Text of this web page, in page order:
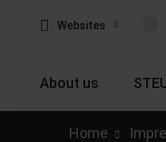
Websites
About us
Home